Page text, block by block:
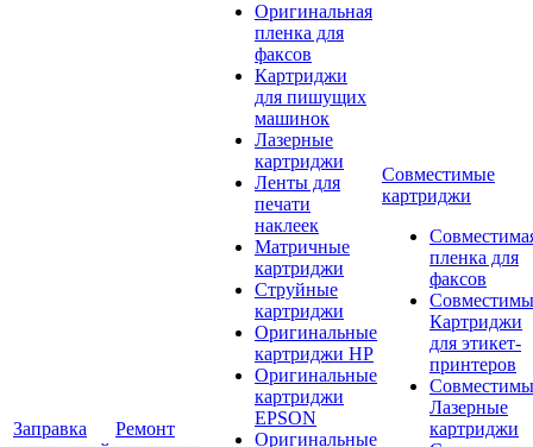
Заправка
Ремонт
Оригинальная
пленка для
факсов
Картриджи
для пишущих
машинок
Лазерные
картриджи
Ленты для
печати
наклеек
Матричные
картриджи
Струйные
картриджи
Оригинальные
картриджи HP
Оригинальные
картриджи
EPSON
Оригинальные
Совместимые
картриджи
пленка для
факсов
Картриджи
для этикет-
принтеров
Лазерные
картриджи